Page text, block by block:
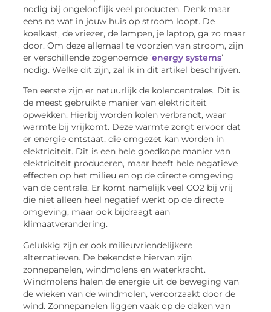
nodig bij ongelooflijk veel producten. Denk maar
eens na wat in jouw huis op stroom loopt. De
koelkast, de vriezer, de lampen, je laptop, ga zo maar
door. Om deze allemaal te voorzien van stroom, zijn
er verschillende zogenoemde ‘energy systems’
nodig. Welke dit zijn, zal ik in dit artikel beschrijven.
Ten eerste zijn er natuurlijk de kolencentrales. Dit is
de meest gebruikte manier van elektriciteit
opwekken. Hierbij worden kolen verbrandt, waar
warmte bij vrijkomt. Deze warmte zorgt ervoor dat
er energie ontstaat, die omgezet kan worden in
elektriciteit. Dit is een hele goedkope manier van
elektriciteit produceren, maar heeft hele negatieve
effecten op het milieu en op de directe omgeving
van de centrale. Er komt namelijk veel CO2 bij vrij
die niet alleen heel negatief werkt op de directe
omgeving, maar ook bijdraagt aan
klimaatverandering.
Gelukkig zijn er ook milieuvriendelijkere
alternatieven. De bekendste hiervan zijn
zonnepanelen, windmolens en waterkracht.
Windmolens halen de energie uit de beweging van
de wieken van de windmolen, veroorzaakt door de
wind. Zonnepanelen liggen vaak op de daken van